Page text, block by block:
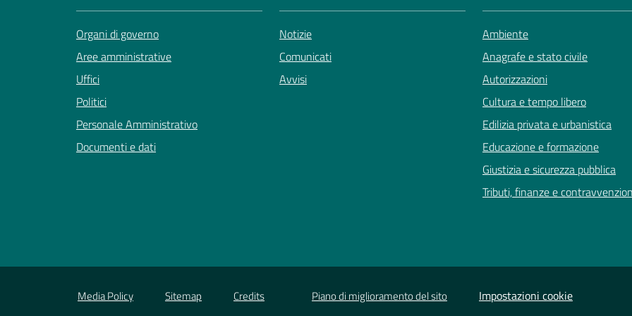
Organi di governo
Aree amministrative
Uffici
Politici
Personale Amministrativo
Documenti e dati
Notizie
Comunicati
Avvisi
Ambiente
Anagrafe e stato civile
Autorizzazioni
Cultura e tempo libero
Edilizia privata e urbanistica
Educazione e formazione
Giustizia e sicurezza pubblica
Tributi, finanze e
Media Policy Sitemap Credits Piano di miglioramento del sito Impostazioni cookie